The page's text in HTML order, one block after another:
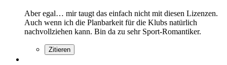
Aber egal… mir taugt das einfach nicht mit diesen Lizenzen.
Auch wenn ich die Planbarkeit für die Klubs natürlich
nachvollziehen kann. Bin da zu sehr Sport-Romantiker.
Zitieren